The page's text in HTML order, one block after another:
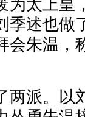
为太上皇
季述也做
会朱温，
两派。以